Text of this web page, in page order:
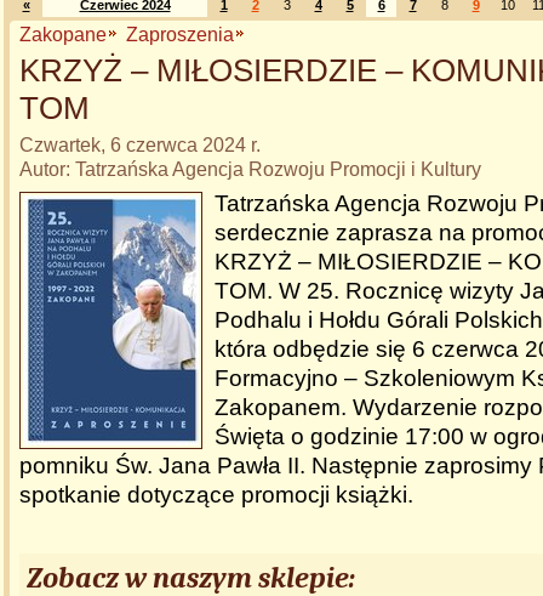
« Czerwiec 2024 1 2 3 4 5 6 7 8 9 10
Zakopane Zaproszenia
KRZYŻ – MIŁOSIERDZIE –
TOM
Czwartek, 6 czerwca 2024 r.
Autor: Tatrzańska Agencja Rozwoju Promocji i Kultury
Tatrzańska Agencja Rozwoju
serdecznie zaprasza na
KRZYŻ – MIŁOSIERDZIE –
TOM. W 25. Rocznicę wizyty
Podhalu i Hołdu Górali
która odbędzie się 6 czerwca
Formacyjno – Szkoleniowym
Zakopanem. Wydarzenie
Święta o godzinie 17:00 w
pomniku Św. Jana Pawła II. Następnie zaprosimy
spotkanie dotyczące promocji książki.
Zobacz w naszym sklepie: